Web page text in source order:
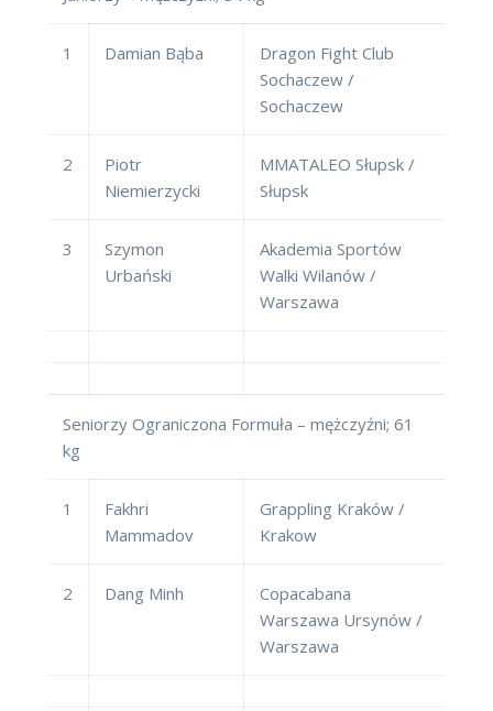
1 Damian Bąba
Dragon Fight Club
Sochaczew /
Sochaczew
2
Piotr
Niemierzycki
MMATALEO Słupsk /
Słupsk
3
Szymon
Urbański
Akademia Sportów
Walki Wilanów /
Warszawa
Seniorzy Ograniczona Formuła – mężczyźni; 61
kg
1
Fakhri
Mammadov
Grappling Kraków /
Krakow
2 Dang Minh
Copacabana
Warszawa Ursynów /
Warszawa